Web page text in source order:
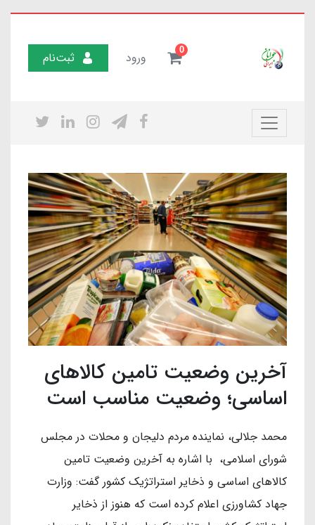
0 ورود ثبت‌نام
آخرین وضعیت تامین کالاهای
اساسی؛ وضعیت مناسب است
محمد جلالی، نماینده مردم دلیجان و محلات در مجلس
شورای اسلامی، با اشاره به آخرین وضعیت تامین
کالاهای اساسی و ذخایر استراتژیک کشور گفت: وزارت
جهاد کشاورزی اعلام کرده است که هنوز از ذخایر